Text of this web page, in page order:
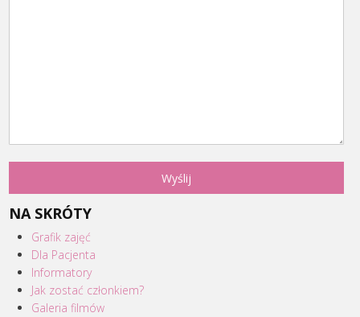
NA SKRÓTY
Grafik zajęć
Dla Pacjenta
Informatory
Jak zostać członkiem?
Galeria filmów